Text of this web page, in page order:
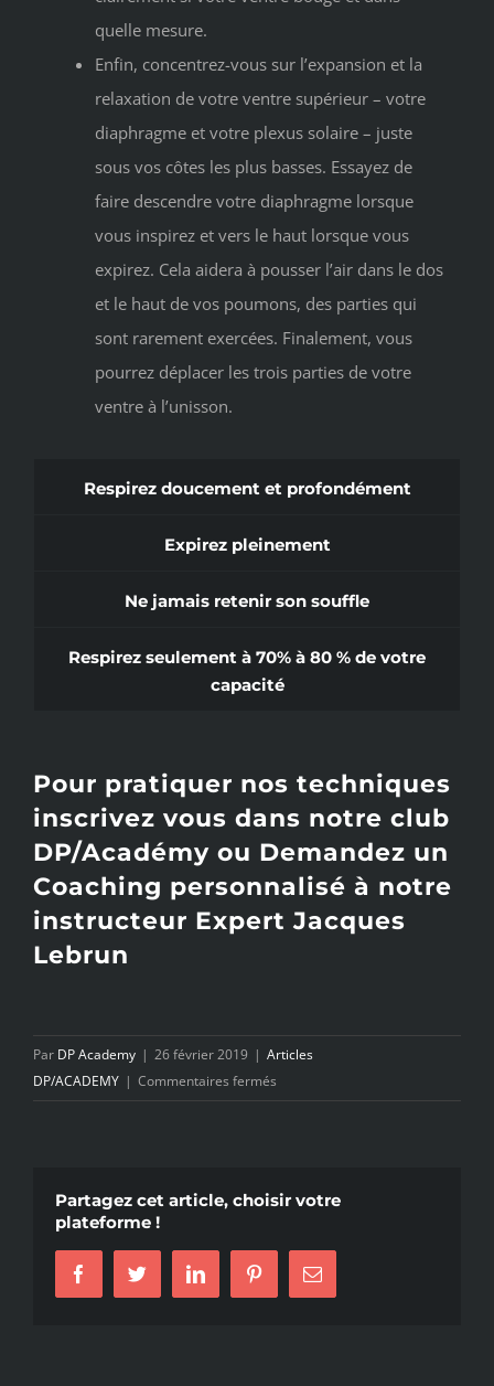
quelle mesure.
Enfin, concentrez-vous sur l’expansion et la
relaxation de votre ventre supérieur – votre
diaphragme et votre plexus solaire – juste
sous vos côtes les plus basses. Essayez de
faire descendre votre diaphragme lorsque
vous inspirez et vers le haut lorsque vous
expirez. Cela aidera à pousser l’air dans le dos
et le haut de vos poumons, des parties qui
sont rarement exercées. Finalement, vous
pourrez déplacer les trois parties de votre
ventre à l’unisson.
Respirez doucement et profondément
Expirez pleinement
Ne jamais retenir son souffle
Respirez seulement à 70% à 80 % de votre
capacité
Pour pratiquer nos techniques
inscrivez vous dans notre club
DP/Académy ou Demandez un
Coaching personnalisé à notre
instructeur Expert Jacques
Lebrun
Par DP Academy | 26 février 2019 | Articles
DP/ACADEMY | Commentaires fermés
LES
Partagez cet article, choisir votre
plateforme !
FacebookTwitterLinkedIn PinterestEmail